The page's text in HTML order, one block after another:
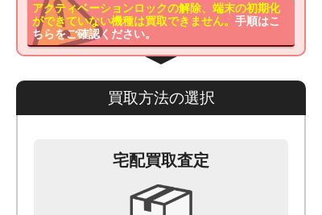
アクティベーションロックの解除、端末の初期化
ができていない機種は買取できません。手順はこ
ちらをご確認ください。
買取方法の選択
宅配買取査定